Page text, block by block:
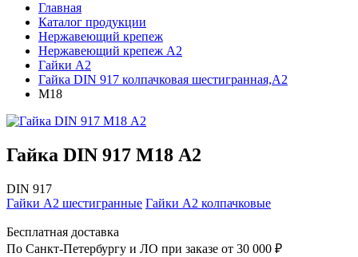
Главная
Каталог продукции
Нержавеющий крепеж
Нержавеющий крепеж А2
Гайки А2
Гайка DIN 917 колпачковая шестигранная,А2
M18
Гайка DIN 917 M18 А2
DIN 917
Гайки А2 шестигранные Гайки А2 колпачковые
Бесплатная доставка
По Санкт-Петербургу и ЛО при заказе от 30 000 ₽